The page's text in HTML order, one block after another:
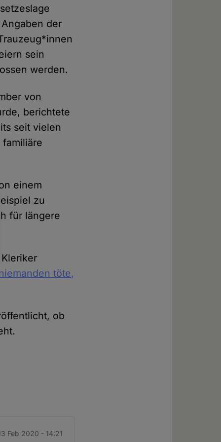
der
sein
werden.
von
berichtete
seit vielen
einem
zu
für längere
töte,
ob
Feb 2020 - 14:21